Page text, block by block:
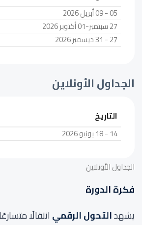
05 - 09 أبريل 2026
27 سبتمبر-01 أكتوبر 2026
27 - 31 ديسمبر 2026
الجداول الأونلاين
التاريخ
14 - 18 يونيو 2026
الجداول الأونلاين
فكرة الدورة
يشهدالتحول الرقمي انتقالًا